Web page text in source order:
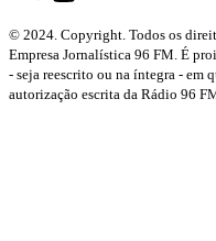
© 2024. Copyright. Todos os
Empresa Jornalística 96 FM. É
- seja reescrito ou na íntegra - em
autorização escrita da Rádio 96